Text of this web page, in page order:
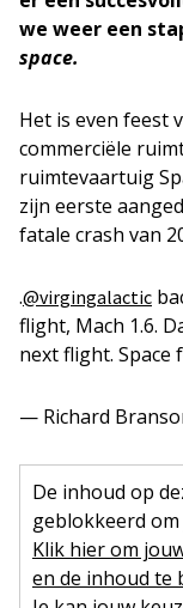
we weer een
space.
Het is even feest
commerciële
ruimtevaartuig
zijn eerste
fatale crash van
.@virgingalactic
flight, Mach 1.6.
next flight. Space
— Richard
De inhoud op
geblokkeerd
Klik hier om
en de inhoud te